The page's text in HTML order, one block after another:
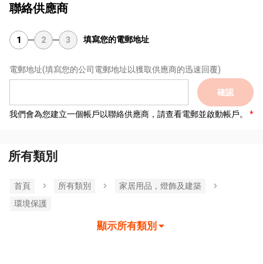
聯絡供應商
1 2 3 填寫您的電郵地址
電郵地址(填寫您的公司電郵地址以獲取供應商的迅速回覆)
確認
我們會為您建立一個帳戶以聯絡供應商，請查看電郵並啟動帳戶。
所有類別
首頁 所有類別
家居用品，燈飾及建築
環境保護
顯示所有類別